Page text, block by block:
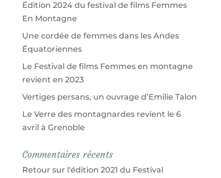
Édition 2024 du festival de films Femmes
En Montagne
Une cordée de femmes dans les Andes
Équatoriennes
Le Festival de films Femmes en montagne
revient en 2023
Vertiges persans, un ouvrage d’Emilie Talon
Le Verre des montagnardes revient le 6
avril à Grenoble
Commentaires récents
Retour sur l'édition 2021 du Festival